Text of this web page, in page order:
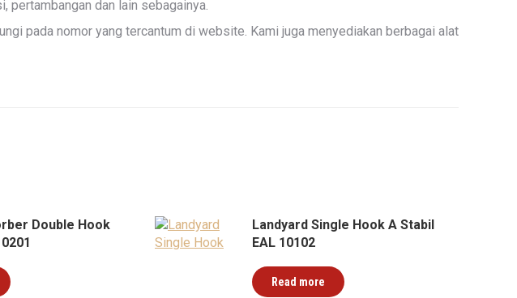
pertambangan dan lain sebagainya.
pada nomor yang tercantum di website. Kami juga menyediakan berbagai alat
Double Hook
Landyard Single Hook A Stabil
EAL 10102
Read more